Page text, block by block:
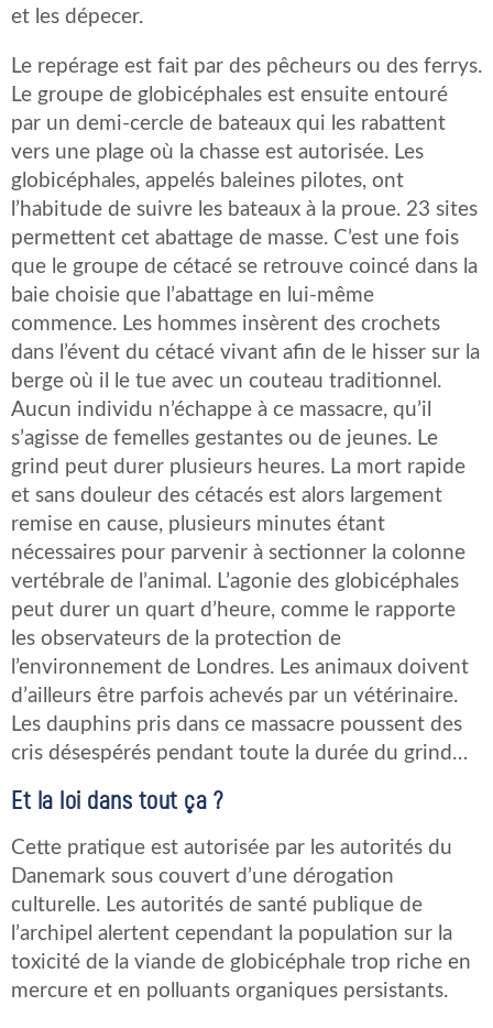
et les dépecer.
Le repérage est fait par des pêcheurs ou des ferrys.
Le groupe de globicéphales est ensuite entouré
par un demi-cercle de bateaux qui les rabattent
vers une plage où la chasse est autorisée. Les
globicéphales, appelés baleines pilotes, ont
l’habitude de suivre les bateaux à la proue. 23 sites
permettent cet abattage de masse. C’est une fois
que le groupe de cétacé se retrouve coincé dans la
baie choisie que l’abattage en lui-même
commence. Les hommes insèrent des crochets
dans l’évent du cétacé vivant afin de le hisser sur la
berge où il le tue avec un couteau traditionnel.
Aucun individu n’échappe à ce massacre, qu’il
s’agisse de femelles gestantes ou de jeunes. Le
grind peut durer plusieurs heures. La mort rapide
et sans douleur des cétacés est alors largement
remise en cause, plusieurs minutes étant
nécessaires pour parvenir à sectionner la colonne
vertébrale de l’animal. L’agonie des globicéphales
peut durer un quart d’heure, comme le rapporte
les observateurs de la protection de
l’environnement de Londres. Les animaux doivent
d’ailleurs être parfois achevés par un vétérinaire.
Les dauphins pris dans ce massacre poussent des
cris désespérés pendant toute la durée du grind…
Et la loi dans tout ça ?
Cette pratique est autorisée par les autorités du
Danemark sous couvert d’une dérogation
culturelle. Les autorités de santé publique de
l’archipel alertent cependant la population sur la
toxicité de la viande de globicéphale trop riche en
mercure et en polluants organiques persistants.